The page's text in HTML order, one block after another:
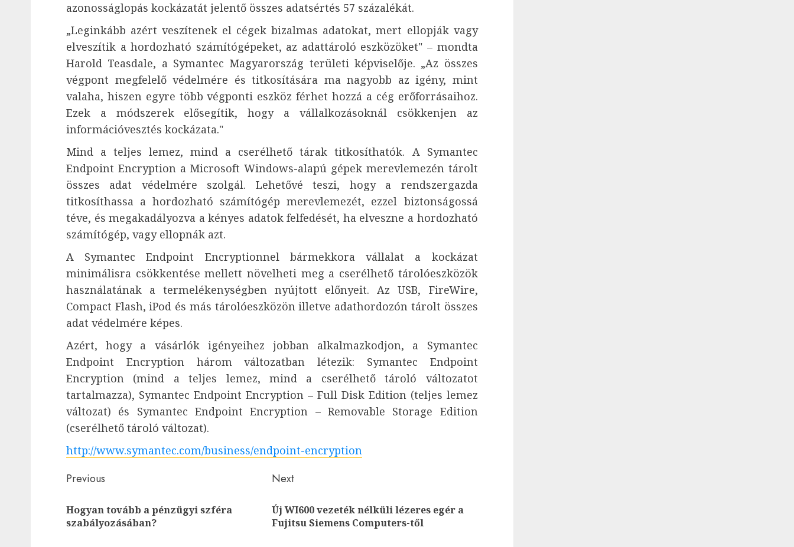
azonosságlopás kockázatát jelentő összes adatsértés 57 százalékát.
„Leginkább azért veszítenek el cégek bizalmas adatokat, mert ellopják vagy
elveszítik a hordozható számítógépeket, az adattároló eszközöket" – mondta
Harold Teasdale, a Symantec Magyarország területi képviselője. „Az összes
végpont megfelelő védelmére és titkosítására ma nagyobb az igény, mint
valaha, hiszen egyre több végponti eszköz férhet hozzá a cég erőforrásaihoz.
Ezek a módszerek elősegítik, hogy a vállalkozásoknál csökkenjen az
információvesztés kockázata."
Mind a teljes lemez, mind a cserélhető tárak titkosíthatók. A Symantec
Endpoint Encryption a Microsoft Windows-alapú gépek merevlemezén tárolt
összes adat védelmére szolgál. Lehetővé teszi, hogy a rendszergazda
titkosíthassa a hordozható számítógép merevlemezét, ezzel biztonságossá
téve, és megakadályozva a kényes adatok felfedését, ha elveszne a hordozható
számítógép, vagy ellopnák azt.
A Symantec Endpoint Encryptionnel bármekkora vállalat a kockázat
minimálisra csökkentése mellett növelheti meg a cserélhető tárolóeszközök
használatának a termelékenységben nyújtott előnyeit. Az USB, FireWire,
Compact Flash, iPod és más tárolóeszközön illetve adathordozón tárolt összes
adat védelmére képes.
Azért, hogy a vásárlók igényeihez jobban alkalmazkodjon, a Symantec
Endpoint Encryption három változatban létezik: Symantec Endpoint
Encryption (mind a teljes lemez, mind a cserélhető tároló változatot
tartalmazza), Symantec Endpoint Encryption – Full Disk Edition (teljes lemez
változat) és Symantec Endpoint Encryption – Removable Storage Edition
(cserélhető tároló változat).
http://www.symantec.com/business/endpoint-encryption
Post
navigation
Previous
Previous
post:
Hogyan tovább a pénzügyi szféra
szabályozásában?
Next
Next
post:
Új WI600 vezeték nélküli lézeres egér a
Fujitsu Siemens Computers-től